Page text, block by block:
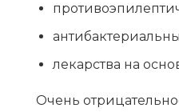
лекарства на
Очень